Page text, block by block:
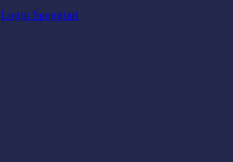
Login Spaggiari